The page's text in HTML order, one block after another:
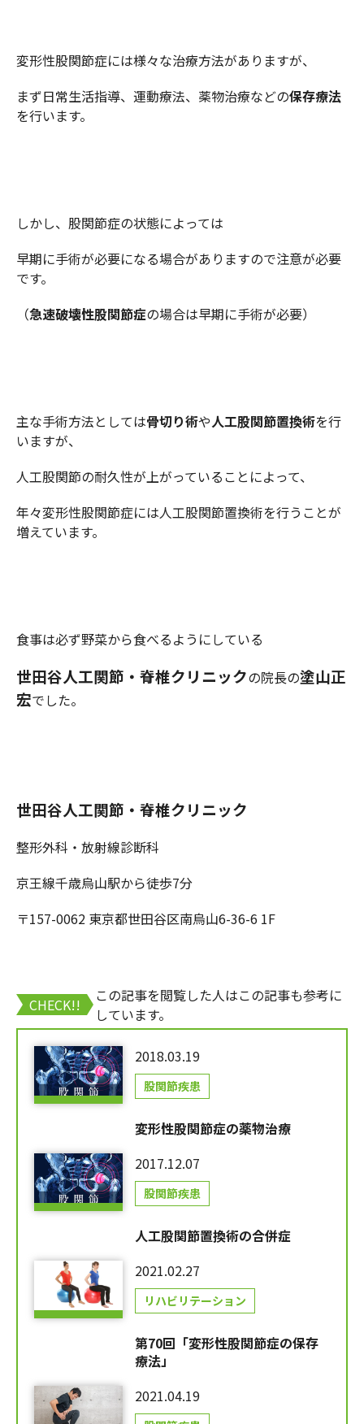
変形性股関節症には様々な治療方法がありますが、
まず日常生活指導、運動療法、薬物治療などの保存療法
を行います。
しかし、股関節症の状態によっては
早期に手術が必要になる場合がありますので注意が必要
です。
（急速破壊性股関節症の場合は早期に手術が必要）
主な手術方法としては骨切り術や人工股関節置換術を行
いますが、
人工股関節の耐久性が上がっていることによって、
年々変形性股関節症には人工股関節置換術を行うことが
増えています。
食事は必ず野菜から食べるようにしている
世田谷人工関節・脊椎クリニックの院長の塗山正
宏でした。
世田谷人工関節・脊椎クリニック
整形外科・放射線診断科
京王線千歳烏山駅から徒歩7分
〒157-0062 東京都世田谷区南烏山6-36-6 1F
CHECK!!
この記事を閲覧した人はこの記事も参考に
しています。
2018.03.19
股関節疾患
変形性股関節症の薬物治療
2017.12.07
股関節疾患
人工股関節置換術の合併症
2021.02.27
リハビリテーション
第70回「変形性股関節症の保存
療法」
2021.04.19